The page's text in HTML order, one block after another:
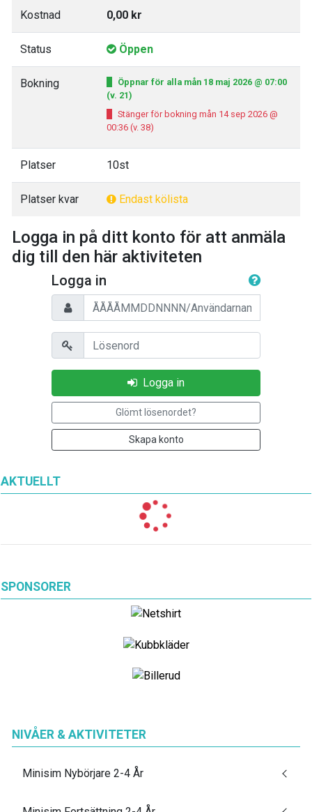
AKTUELLT
SPONSORER
Kostnad 0,00 kr
Status Öppen
Bokning
Öppnar för alla mån 18 maj 2026 @ 07:00
(v. 21)
Stänger för bokning mån 14 sep 2026 @
00:36 (v. 38)
Platser 10st
Platser kvar Endast kölista
Logga in på ditt konto för att anmäla
dig till den här aktiviteten
Logga in
Personnummer/Användarnamn
Lösenord
Logga in
Glömt lösenordet?
Skapa konto
NIVÅER & AKTIVITETER
Minisim Nybörjare 2-4 År